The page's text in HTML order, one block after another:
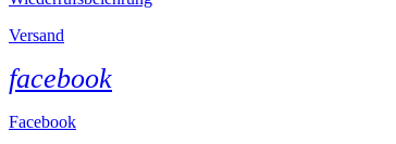
Versand
facebook
Facebook